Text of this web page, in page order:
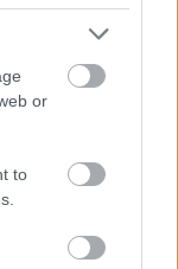
or
to